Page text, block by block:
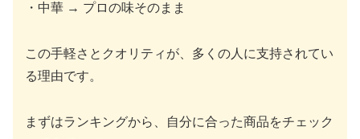
・中華 → プロの味そのまま
この手軽さとクオリティが、多くの人に支持されてい
る理由です。
まずはランキングから、自分に合った商品をチェック